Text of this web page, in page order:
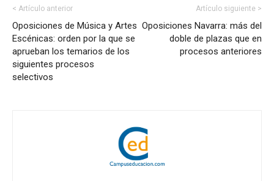
< Artículo anterior
Oposiciones de Música y Artes
Escénicas: orden por la que se
aprueban los temarios de los
siguientes procesos
selectivos
Artículo siguiente >
Oposiciones Navarra: más del
doble de plazas que en
procesos anteriores